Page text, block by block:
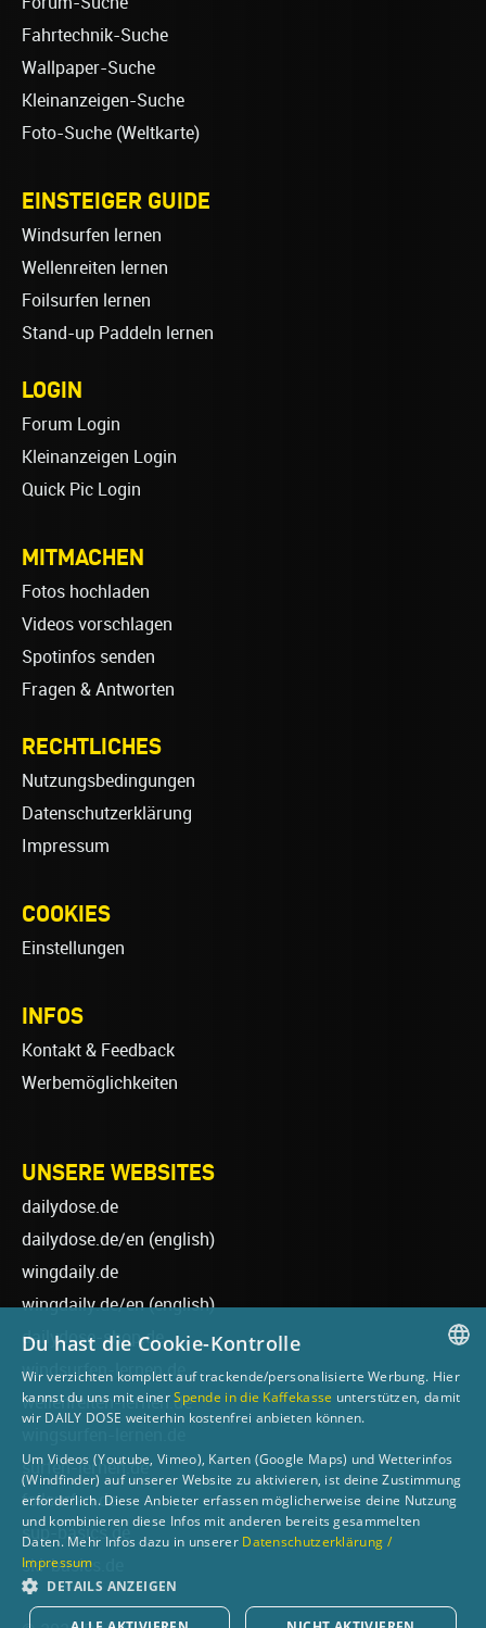
Fahrtechnik-Suche
Wallpaper-Suche
Kleinanzeigen-Suche
Foto-Suche (Weltkarte)
EINSTEIGER GUIDE
Windsurfen lernen
Wellenreiten lernen
Foilsurfen lernen
Stand-up Paddeln lernen
LOGIN
Forum Login
Kleinanzeigen Login
Quick Pic Login
MITMACHEN
Fotos hochladen
Videos vorschlagen
Spotinfos senden
Fragen & Antworten
RECHTLICHES
Nutzungsbedingungen
Datenschutzerklärung
Impressum
COOKIES
Einstellungen
INFOS
Kontakt & Feedback
Werbemöglichkeiten
UNSERE WEBSITES
dailydose.de
dailydose.de/en (english)
wingdaily.de
wingdaily.de/en(english)
dailydose-shop.de
windsurfen-lernen.de
wellenreiten-lernen.de
surfen-lernen.de
foilsurfen.de
sup-basics.de
ski-basics.de
GERMAN
Du hast die Cookie-Kontrolle
Wir verzichten komplett auf trackende/personalisierte Werbung. Hier
kannst du uns mit einerSpende in die Kaffekasse unterstützen, damit
wir DAILY DOSE weiterhin kostenfrei anbieten können.
Um Videos (Youtube, Vimeo), Karten (Google Maps) und Wetterinfos
(Windfinder) auf unserer Website zu aktivieren, ist deine Zustimmung
erforderlich. Diese Anbieter erfassen möglicherweise deine Nutzung
und kombinieren diese Infos mit anderen bereits gesammelten
Daten. Mehr Infos dazu in unserer Datenschutzerklärung /
Impressum
DETAILS ANZEIGEN